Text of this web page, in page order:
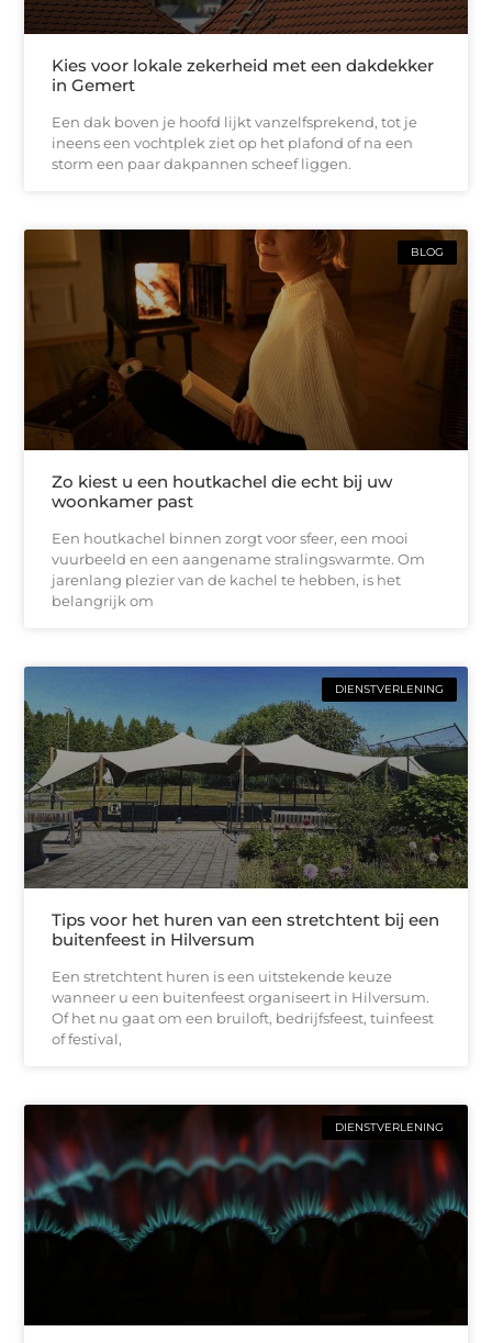
Kies voor lokale zekerheid met een dakdekker
in Gemert
Een dak boven je hoofd lijkt vanzelfsprekend, tot je
ineens een vochtplek ziet op het plafond of na een
storm een paar dakpannen scheef liggen.
BLOG
Zo kiest u een houtkachel die echt bij uw
woonkamer past
Een houtkachel binnen zorgt voor sfeer, een mooi
vuurbeeld en een aangename stralingswarmte. Om
jarenlang plezier van de kachel te hebben, is het
belangrijk om
DIENSTVERLENING
Tips voor het huren van een stretchtent bij een
buitenfeest in Hilversum
Een stretchtent huren is een uitstekende keuze
wanneer u een buitenfeest organiseert in Hilversum.
Of het nu gaat om een bruiloft, bedrijfsfeest, tuinfeest
of festival,
DIENSTVERLENING